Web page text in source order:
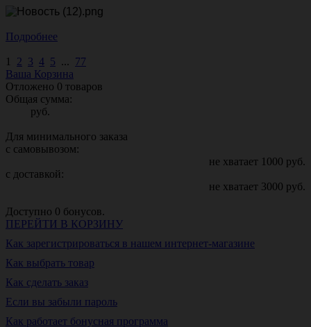
Подробнее
1 2 3 4 5 ... 77
Ваша Корзина
Отложено 0 товаров
Общая сумма:
руб.
Для минимального заказа
с самовывозом:
не хватает 1000 руб.
с доставкой:
не хватает 3000 руб.
Доступно 0 бонусов.
ПЕРЕЙТИ В КОРЗИНУ
Как зарегистрироваться в нашем интернет-магазине
Как выбрать товар
Как сделать заказ
Если вы забыли пароль
Как работает бонусная программа